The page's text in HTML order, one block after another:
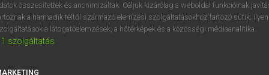
VAN ELŐFIZETÉSED?
megtekintéséhez.
összesítettek és anonimizáltak. Céljuk kizárólag a weboldal funkcióinak
a harmadik féltől származó elemzési szolgáltatásokhoz tartozó sütik;
a látogatóelemzések, a hőtérképek és a közösségi médiaanalitika.
1 szolgáltatás
í y x c v b n m , .